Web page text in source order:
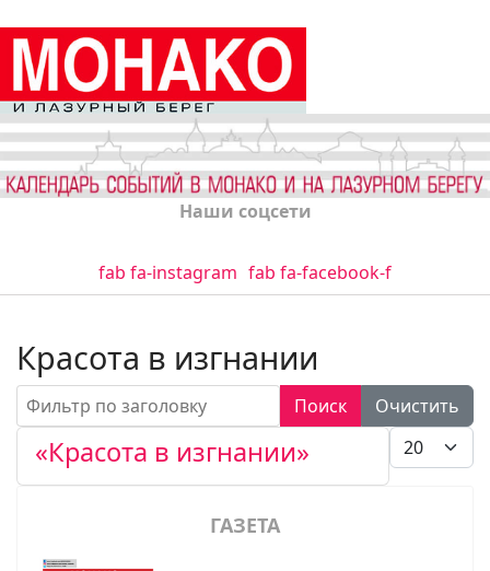
Наши соцсети
fab fa-instagram fab fa-facebook-f
Красота в изгнании
Фильтр по заголовку Поиск
Очистить
Кол-во
«Красота в изгнании»
ГАЗЕТА